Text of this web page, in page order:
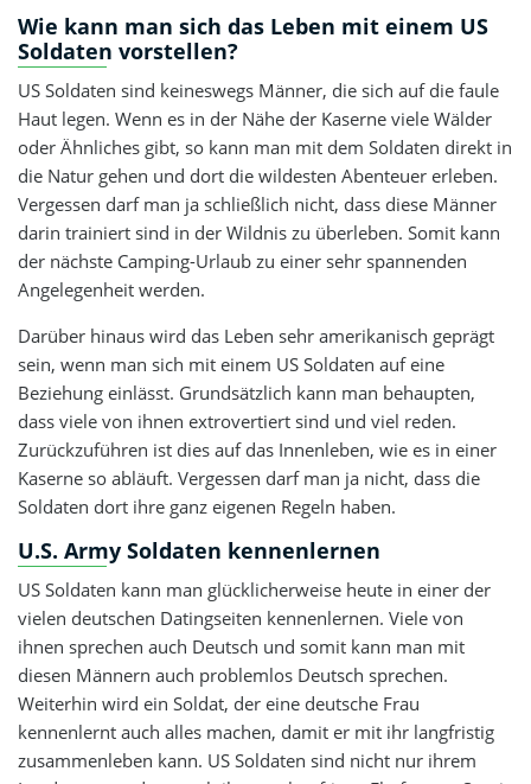
Wie kann man sich das Leben mit einem US
Soldaten vorstellen?
US Soldaten sind keineswegs Männer, die sich auf die faule
Haut legen. Wenn es in der Nähe der Kaserne viele Wälder
oder Ähnliches gibt, so kann man mit dem Soldaten direkt in
die Natur gehen und dort die wildesten Abenteuer erleben.
Vergessen darf man ja schließlich nicht, dass diese Männer
darin trainiert sind in der Wildnis zu überleben. Somit kann
der nächste Camping-Urlaub zu einer sehr spannenden
Angelegenheit werden.
Darüber hinaus wird das Leben sehr amerikanisch geprägt
sein, wenn man sich mit einem US Soldaten auf eine
Beziehung einlässt. Grundsätzlich kann man behaupten,
dass viele von ihnen extrovertiert sind und viel reden.
Zurückzuführen ist dies auf das Innenleben, wie es in einer
Kaserne so abläuft. Vergessen darf man ja nicht, dass die
Soldaten dort ihre ganz eigenen Regeln haben.
U.S. Army Soldaten kennenlernen
US Soldaten kann man glücklicherweise heute in einer der
vielen deutschen Datingseiten kennenlernen. Viele von
ihnen sprechen auch Deutsch und somit kann man mit
diesen Männern auch problemlos Deutsch sprechen.
Weiterhin wird ein Soldat, der eine deutsche Frau
kennenlernt auch alles machen, damit er mit ihr langfristig
zusammenleben kann. US Soldaten sind nicht nur ihrem